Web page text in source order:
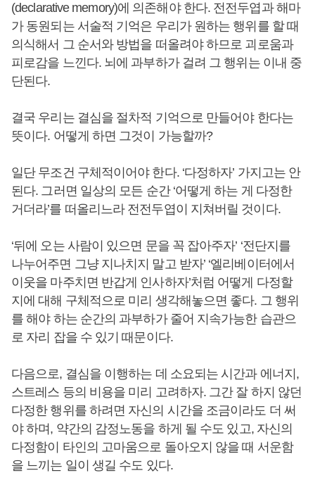
(declarative memory)에 의존해야 한다. 전전두엽과 해마
가 동원되는 서술적 기억은 우리가 원하는 행위를 할 때
의식해서 그 순서와 방법을 떠올려야 하므로 괴로움과
피로감을 느낀다. 뇌에 과부하가 걸려 그 행위는 이내 중
단된다.
결국 우리는 결심을 절차적 기억으로 만들어야 한다는
뜻이다. 어떻게 하면 그것이 가능할까?
일단 무조건 구체적이어야 한다. ‘다정하자’ 가지고는 안
된다. 그러면 일상의 모든 순간 ‘어떻게 하는 게 다정한
거더라’를 떠올리느라 전전두엽이 지쳐버릴 것이다.
‘뒤에 오는 사람이 있으면 문을 꼭 잡아주자’ ‘전단지를
나누어주면 그냥 지나치지 말고 받자’ ‘엘리베이터에서
이웃을 마주치면 반갑게 인사하자’처럼 어떻게 다정할
지에 대해 구체적으로 미리 생각해놓으면 좋다. 그 행위
를 해야 하는 순간의 과부하가 줄어 지속가능한 습관으
로 자리 잡을 수 있기 때문이다.
다음으로, 결심을 이행하는 데 소요되는 시간과 에너지,
스트레스 등의 비용을 미리 고려하자. 그간 잘 하지 않던
다정한 행위를 하려면 자신의 시간을 조금이라도 더 써
야 하며, 약간의 감정노동을 하게 될 수도 있고, 자신의
다정함이 타인의 고마움으로 돌아오지 않을 때 서운함
을 느끼는 일이 생길 수도 있다.